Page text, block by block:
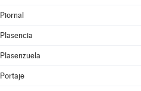
Piornal
Plasencia
Plasenzuela
Portaje